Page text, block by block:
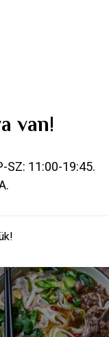
és sok-
van!
SZ: 11:00-19:45.